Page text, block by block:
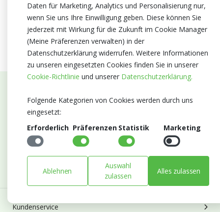
Abonnieren Sie unseren Newsletter
Bleiben Sie auf dem Laufenden mit Neuigkeiten und
Entwicklungen von Blumengroßhandel Heyl
Kundenservice
Daten für Marketing, Analytics und Personalisierung nur,
wenn Sie uns Ihre Einwilligung geben. Diese können Sie
jederzeit mit Wirkung für die Zukunft im Cookie Manager
(Meine Präferenzen verwalten) in der
Datenschutzerklärung widerrufen. Weitere Informationen
zu unseren eingesetzten Cookies finden Sie in unserer
Cookie-Richtlinie und unserer Datenschutzerklärung.
Folgende Kategorien von Cookies werden durch uns
eingesetzt:
Erforderlich Präferenzen Statistik Marketing
Ablehnen
Auswahl
zulassen
Alles zulassen